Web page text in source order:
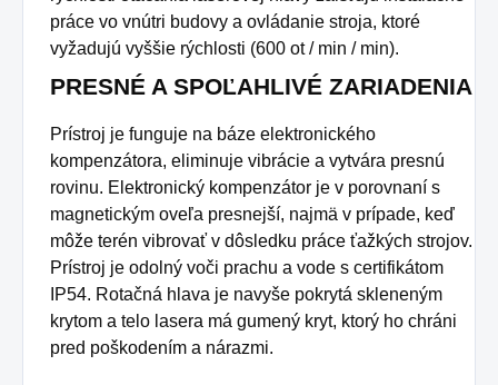
práce vo vnútri budovy a ovládanie stroja, ktoré
vyžadujú vyššie rýchlosti (600 ot / min / min).
PRESNÉ A SPOĽAHLIVÉ ZARIADENIA
Prístroj je funguje na báze elektronického
kompenzátora, eliminuje vibrácie a vytvára presnú
rovinu. Elektronický kompenzátor je v porovnaní s
magnetickým oveľa presnejší, najmä v prípade, keď
môže terén vibrovať v dôsledku práce ťažkých strojov.
Prístroj je odolný voči prachu a vode s certifikátom
IP54. Rotačná hlava je navyše pokrytá skleneným
krytom a telo lasera má gumený kryt, ktorý ho chráni
pred poškodením a nárazmi.